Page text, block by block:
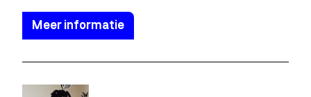
Meer informatie